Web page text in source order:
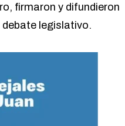
firmaron y difundieron
legislativo.